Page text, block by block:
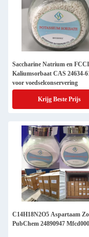
Saccharine Natrium en
Kaliumsorbaat CAS 24634-
voor voedselconservering
Krijg Beste Prijs
C14H18N2O5 Aspartaam
PubChem 24890947